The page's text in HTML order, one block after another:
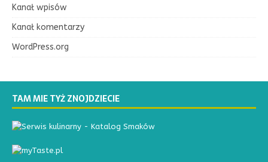
Kanał wpisów
Kanał komentarzy
WordPress.org
TAM MIE TYŻ ZNOJDZIECIE